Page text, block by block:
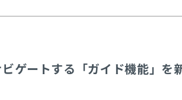
ゲートする「ガイド機能」を